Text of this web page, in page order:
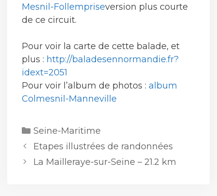
Mesnil-Follempriseversion plus courte
de ce circuit.
Pour voir la carte de cette balade, et
plus : http://baladesennormandie.fr?
idext=2051
Pour voir l’album de photos : album
Colmesnil-Manneville
Catégories
Seine-Maritime
Etapes illustrées de randonnées
La Mailleraye-sur-Seine – 21.2 km